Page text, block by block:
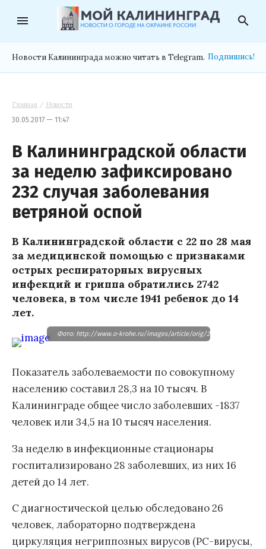
menu search
Новости Калининграда можно читать в Telegram. Подпишись!
Главная / Новости
30.05.2017 — 11:47
В Калининградской области
за неделю зафиксировано
232 случая заболевания
ветряной оспой
В Калининградской области с 22 по 28 мая
за медицинской помощью с признаками
острых респираторных вирусных
инфекций и гриппа обратились 2742
человека, в том числе 1941 ребенок до 14
лет.
Фото: http://www.o-krohe.ru/images/article/orig/2016/11/kak-
Показатель заболеваемости по совокупному
населению составил 28,3 на 10 тысяч. В
Калининграде общее число заболевших -1837
человек или 34,5 на 10 тысяч населения.
За неделю в инфекционные стационары
госпитализировано 28 заболевших, из них 16
детей до 14 лет.
С диагностической целью обследовано 26
человек, лабораторно подтверждена
циркуляция негриппозных вирусов (РС-вирусы,